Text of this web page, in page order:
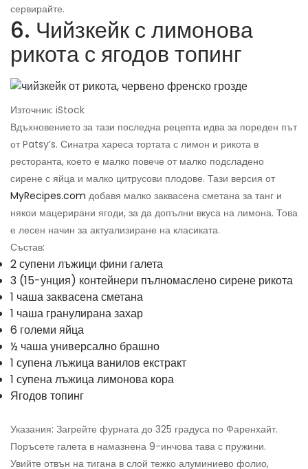
сервирайте.
6. Чийзкейк с лимонова
рикота с ягодов топинг
Източник: iStock
Вдъхновението за тази последна рецепта идва за пореден път
от Patsy’s. Синатра хареса тортата с лимон и рикота в
ресторанта, което е малко повече от малко подсладено
сирене с яйца и малко цитрусови плодове. Тази версия от
MyRecipes.com добавя малко заквасена сметана за танг и
някои мацерирани ягоди, за да допълни вкуса на лимона. Това
е лесен начин за актуализиране на класиката.
Състав:
2 супени лъжици фини галета
3 (15-унция) контейнери пълномаслено сирене рикота
1 чаша заквасена сметана
1 чаша гранулирана захар
6 големи яйца
½ чаша универсално брашно
1 супена лъжица ванилов екстракт
1 супена лъжица лимонова кора
Ягодов топинг
Указания: Загрейте фурната до 325 градуса по Фаренхайт.
Поръсете галета в намазнена 9-инчова тава с пружини.
Увийте отвън на тигана в слой тежко алуминиево фолио,